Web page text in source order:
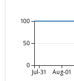
Jul-31 Aug-01
0
50
100